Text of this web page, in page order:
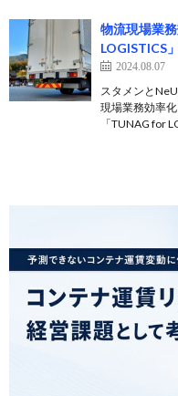
物流現場業
LOGISTICS
2024.08.07
スタメンと
現場業務効率
「TUNAG for